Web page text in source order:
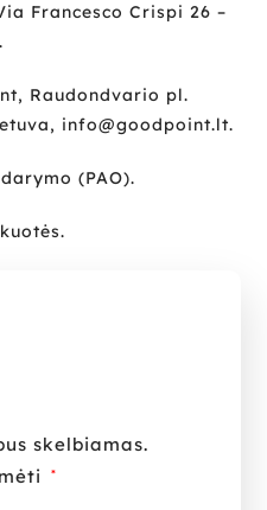
Francesco Crispi 26 –
Raudondvario pl.
info@goodpoint.lt.
(PAO).
skelbiamas.
*